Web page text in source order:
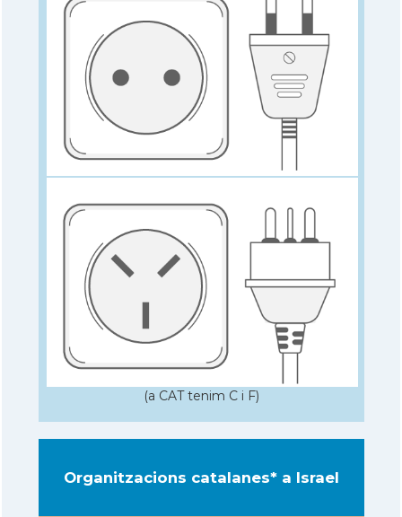
(a CAT tenim C i F)
Organitzacions catalanes* a Israel